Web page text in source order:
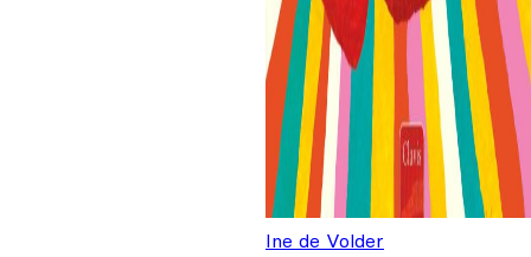
Ine de Volder